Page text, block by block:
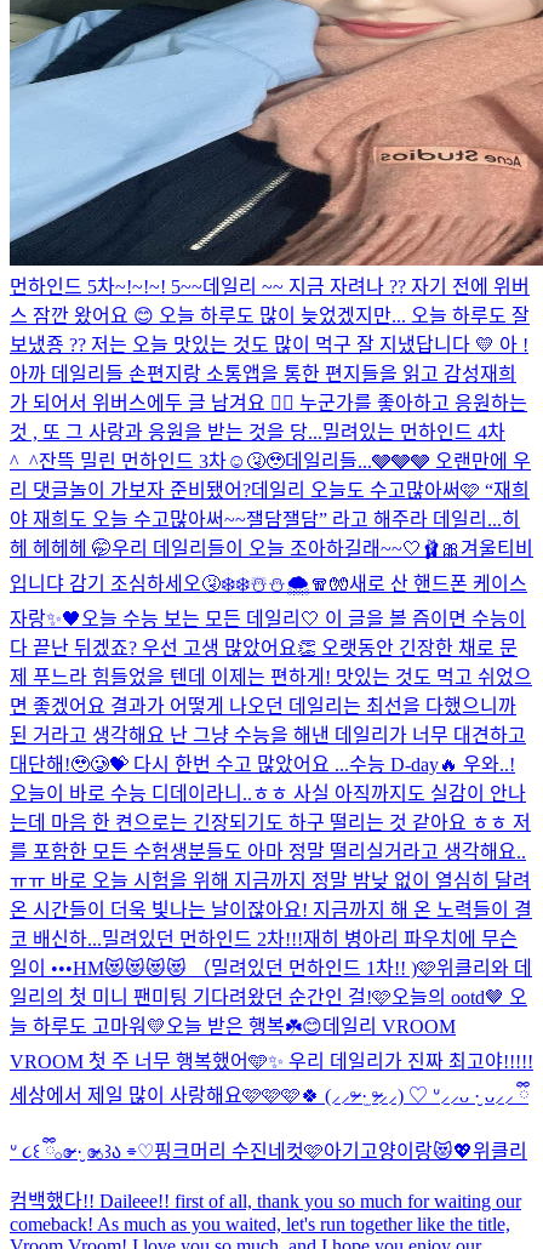
먼하인드 5차~!~!~! 5~~데일리 ~~ 지금 자려나 ?? 자기 전에 위버
스 잠깐 왔어요 😊 오늘 하루도 많이 늦었겠지만... 오늘 하루도 잘
보냈죵 ?? 저는 오늘 맛있는 것도 많이 먹구 잘 지냈답니다 💛 아 !
아까 데일리들 손편지랑 소통앱을 통한 편지들을 읽고 감성재희
가 되어서 위버스에두 글 남겨요 👍🏻 누군가를 좋아하고 응원하는
것 , 또 그 사랑과 응원을 받는 것을 당...밀려있는 먼하인드 4차
^_^잔뜩 밀린 먼하인드 3차☺️🤧🥹데일리들...🩶🩶🩶 오랜만에 우
리 댓글놀이 가보자 준비됐어?데일리 오늘도 수고많아써🩷 “재희
야 재희도 오늘 수고많아써~~잴담잴담” 라고 해주라 데일리...히
헤 헤헤헤 🤭우리 데일리들이 오늘 조아하길래~~🤍🩰🎀 겨울티비
입니댜 감기 조심하세오🤧❄️❄️☃️⛄️🌨️🧣🧤새로 산 핸드폰 케이스
자랑✨🖤 오늘 수능 보는 모든 데일리🤍 이 글을 볼 즘이면 수능이
다 끝난 뒤겠죠? 우선 고생 많았어요👏 오랫동안 긴장한 채로 문
제 푸느라 힘들었을 텐데 이제는 편하게! 맛있는 것도 먹고 쉬었으
면 좋겠어요 결과가 어떻게 나오던 데일리는 최선을 다했으니까
된 거라고 생각해요 난 그냥 수능을 해낸 데일리가 너무 대견하고
대단해!🥹🥲💝 다시 한번 수고 많았어요 ...수능 D-day🔥 우와..!
오늘이 바로 수능 디데이라니..ㅎㅎ 사실 아직까지도 실감이 안나
는데 마음 한 켠으로는 긴장되기도 하구 떨리는 것 같아요 ㅎㅎ 저
를 포함한 모든 수험생분들도 아마 정말 떨리실거라고 생각해요..
ㅠㅠ 바로 오늘 시험을 위해 지금까지 정말 밤낮 없이 열심히 달려
온 시간들이 더욱 빛나는 날이잖아요! 지금까지 해 온 노력들이 결
코 배신하...밀려있던 먼하인드 2차!!!재히 병아리 파우치에 무슨
일이 •••HM😻😻😻😻 （밀려있던 먼하인드 1차!! )🩷위클리와 데
일리의 첫 미니 팬미팅 기다려왔던 순간인 걸!🩷오늘의 ootd🤎 오
늘 하루도 고마워💛 오늘 받은 행복☘️😊데일리 VROOM
VROOM 첫 주 너무 행복했어🩵✨ 우리 데일리가 진짜 최고야!!!!!
세상에서 제일 많이 사랑해요🩷🩷🩷🍀 (⸝⸝ᵒ̴̶̷ ·̫ ᵒ̴̶̷⸝⸝) ♡ ᐡ⸝⸝ᴗ ·̮ ᴗ⸝⸝ ྀི
ᐡ ૮꒰ ྀི𓂂ɞ̴̶̷ ·̮ ɞ̴̶̷𓂂꒱ა ⌯♡핑크머리 수진네컷🩷아기고양이랑😻💖위클리
컴백했다!! Daileee!! first of all, thank you so much for waiting our
comeback! As much as you waited, let's run together like the title,